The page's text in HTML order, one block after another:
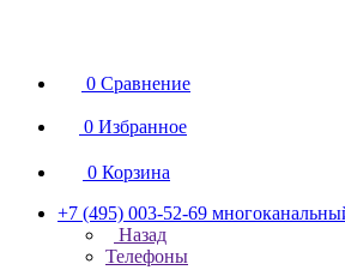
0 Сравнение
0 Избранное
0 Корзина
+7 (495) 003-52-69
Назад
Телефоны